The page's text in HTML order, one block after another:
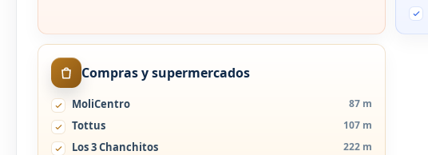
Compras y supermercados
MoliCentro 87 m
Tottus 107 m
Los 3 Chanchitos 222 m